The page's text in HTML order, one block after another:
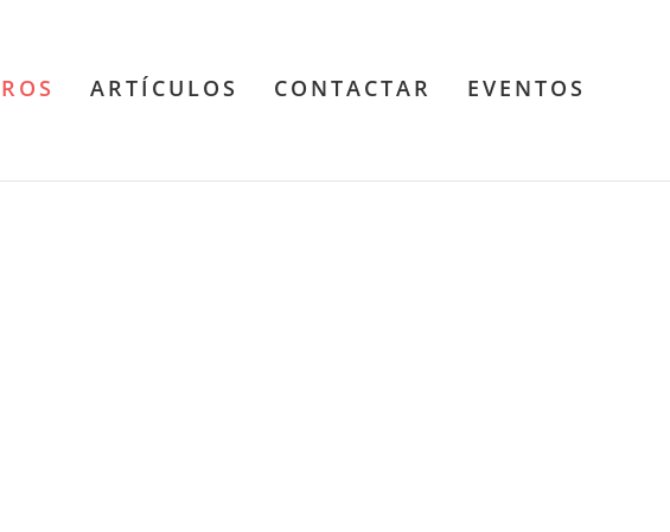
ARTÍCULOS CONTACTAR EVENTOS